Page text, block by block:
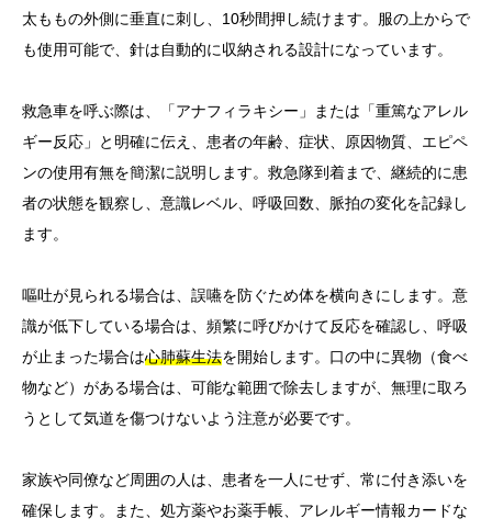
太ももの外側に垂直に刺し、10秒間押し続けます。服の上からで
も使用可能で、針は自動的に収納される設計になっています。
救急車を呼ぶ際は、「アナフィラキシー」または「重篤なアレル
ギー反応」と明確に伝え、患者の年齢、症状、原因物質、エピペ
ンの使用有無を簡潔に説明します。救急隊到着まで、継続的に患
者の状態を観察し、意識レベル、呼吸回数、脈拍の変化を記録し
ます。
嘔吐が見られる場合は、誤嚥を防ぐため体を横向きにします。意
識が低下している場合は、頻繁に呼びかけて反応を確認し、呼吸
が止まった場合は心肺蘇生法を開始します。口の中に異物（食べ
物など）がある場合は、可能な範囲で除去しますが、無理に取ろ
うとして気道を傷つけないよう注意が必要です。
家族や同僚など周囲の人は、患者を一人にせず、常に付き添いを
確保します。また、処方薬やお薬手帳、アレルギー情報カードな